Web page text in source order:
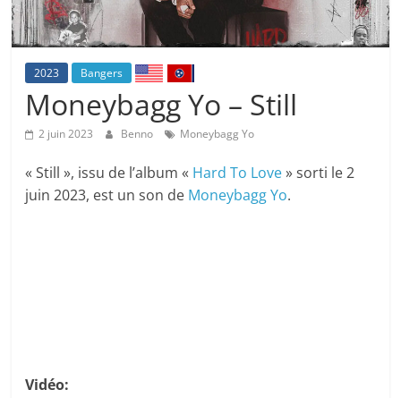
2023 Bangers
Moneybagg Yo – Still
2 juin 2023 Benno Moneybagg Yo
« Still », issu de l’album « Hard To Love» sorti le 2
juin 2023, est un son de Moneybagg Yo.
Vidéo: